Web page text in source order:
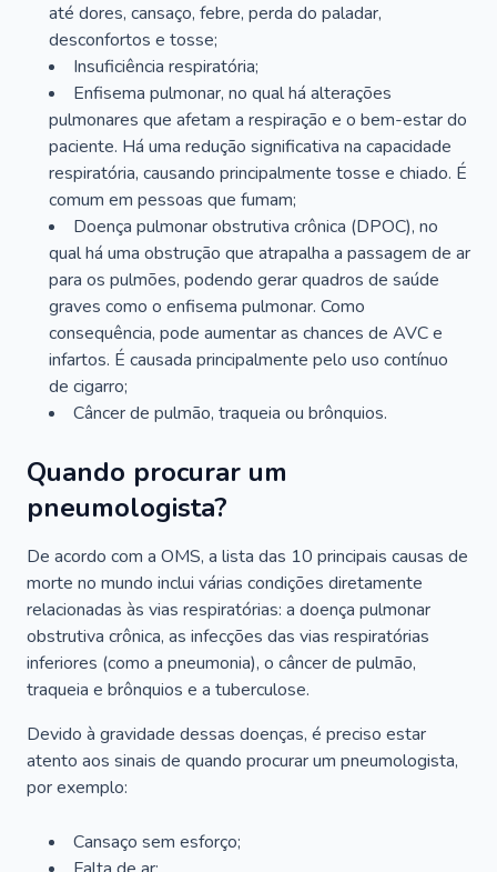
até dores, cansaço, febre, perda do paladar,
desconfortos e tosse;
Insuficiência respiratória;
Enfisema pulmonar, no qual há alterações
pulmonares que afetam a respiração e o bem-estar do
paciente. Há uma redução significativa na capacidade
respiratória, causando principalmente tosse e chiado. É
comum em pessoas que fumam;
Doença pulmonar obstrutiva crônica (DPOC), no
qual há uma obstrução que atrapalha a passagem de ar
para os pulmões, podendo gerar quadros de saúde
graves como o enfisema pulmonar. Como
consequência, pode aumentar as chances de AVC e
infartos. É causada principalmente pelo uso contínuo
de cigarro;
Câncer de pulmão, traqueia ou brônquios.
Quando procurar um
pneumologista?
De acordo com a OMS, a lista das 10 principais causas de
morte no mundo inclui várias condições diretamente
relacionadas às vias respiratórias: a doença pulmonar
obstrutiva crônica, as infecções das vias respiratórias
inferiores (como a pneumonia), o câncer de pulmão,
traqueia e brônquios e a tuberculose.
Devido à gravidade dessas doenças, é preciso estar
atento aos sinais de quando procurar um pneumologista,
por exemplo:
Cansaço sem esforço;